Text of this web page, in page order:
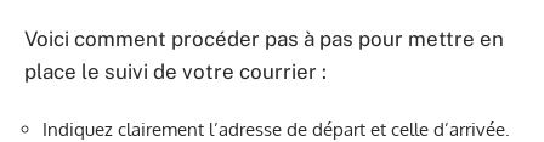
Voici comment procéder pas à pas pour mettre en
place le suivi de votre courrier :
Indiquez clairement l’adresse de départ et celle d’arrivée.